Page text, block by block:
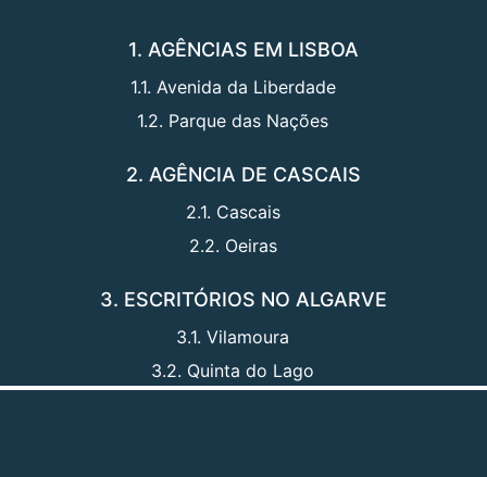
1. AGÊNCIAS EM LISBOA
1.1. Avenida da Liberdade
1.2. Parque das Nações
2. AGÊNCIA DE CASCAIS
2.1. Cascais
2.2. Oeiras
3. ESCRITÓRIOS NO ALGARVE
3.1. Vilamoura
3.2. Quinta do Lago